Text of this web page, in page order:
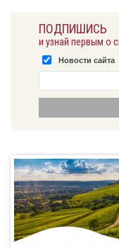
ПОДПИШИСЬ
и узнай первым о
Новости сайта